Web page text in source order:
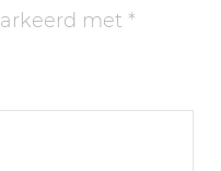
met *